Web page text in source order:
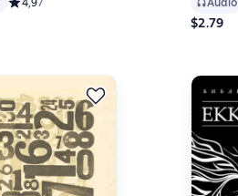
Средний рейтинг 4,9 на основе 7 оценок
4,97
Audio
$2.79